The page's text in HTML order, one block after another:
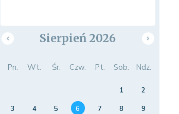
Sierpień 2026
Pn. Wt. Śr. Czw. Pt. Sob. Ndz.
1
2
3
4 5 6 7 8
9